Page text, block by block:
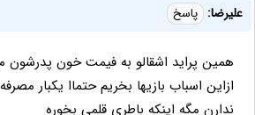
علیرضا: پاسخ
همین پراید اشقالو به فیمت خون پدرشون
ازاین اسباب بازیها بخریم حتماا یکبار
ندارن مگه اینکه باطری قلمی بخوره